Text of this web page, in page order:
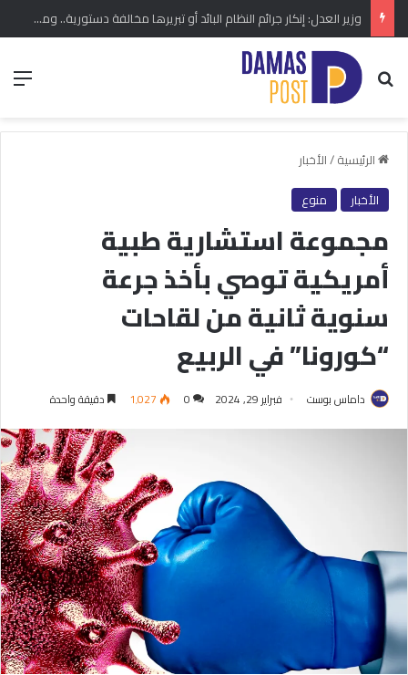
وزير العدل: إنكار جرائم النظام البائد أو تبريرها مخالفة دستورية.. ومشروع قانون خاص إلى مجلس الشعب
بحث عن
الرئيسية/الأخبار
الأخبار
منوع
مجموعة استشارية طبية
أمريكية توصي بأخذ جرعة
سنوية ثانية من لقاحات
“كورونا” في الربيع
داماس بوست فبراير 29, 2024 0 1٬027 دقيقة واحدة